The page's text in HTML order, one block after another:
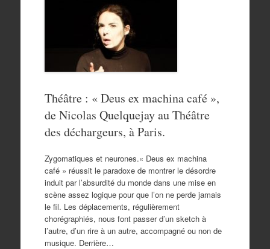
Théâtre : « Deus ex machina café »,
de Nicolas Quelquejay au Théâtre
des déchargeurs, à Paris.
Zygomatiques et neurones.« Deus ex machina
café » réussit le paradoxe de montrer le désordre
induit par l’absurdité du monde dans une mise en
scène assez logique pour que l’on ne perde jamais
le fil. Les déplacements, régulièrement
chorégraphiés, nous font passer d’un sketch à
l’autre, d’un rire à un autre, accompagné ou non de
musique. Derrière…